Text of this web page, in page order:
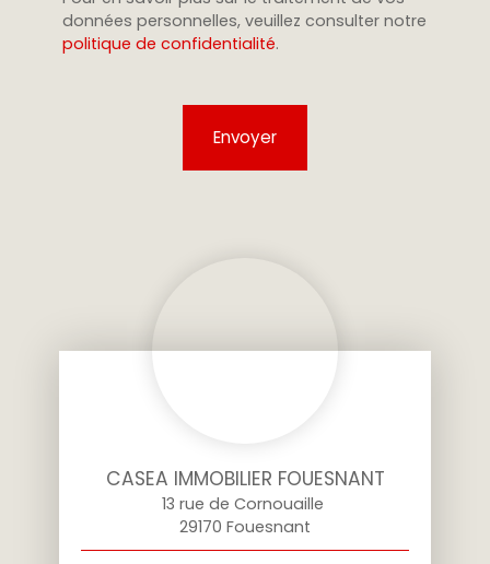
données personnelles, veuillez consulter notre
politique de confidentialité.
Envoyer
CASEA IMMOBILIER FOUESNANT
13 rue de Cornouaille
29170 Fouesnant